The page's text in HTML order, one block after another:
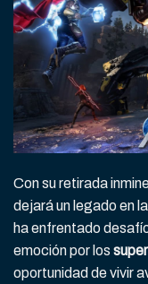
Con su retirada
dejará un legado en
ha enfrentado
emoción por los
oportunidad de vivir